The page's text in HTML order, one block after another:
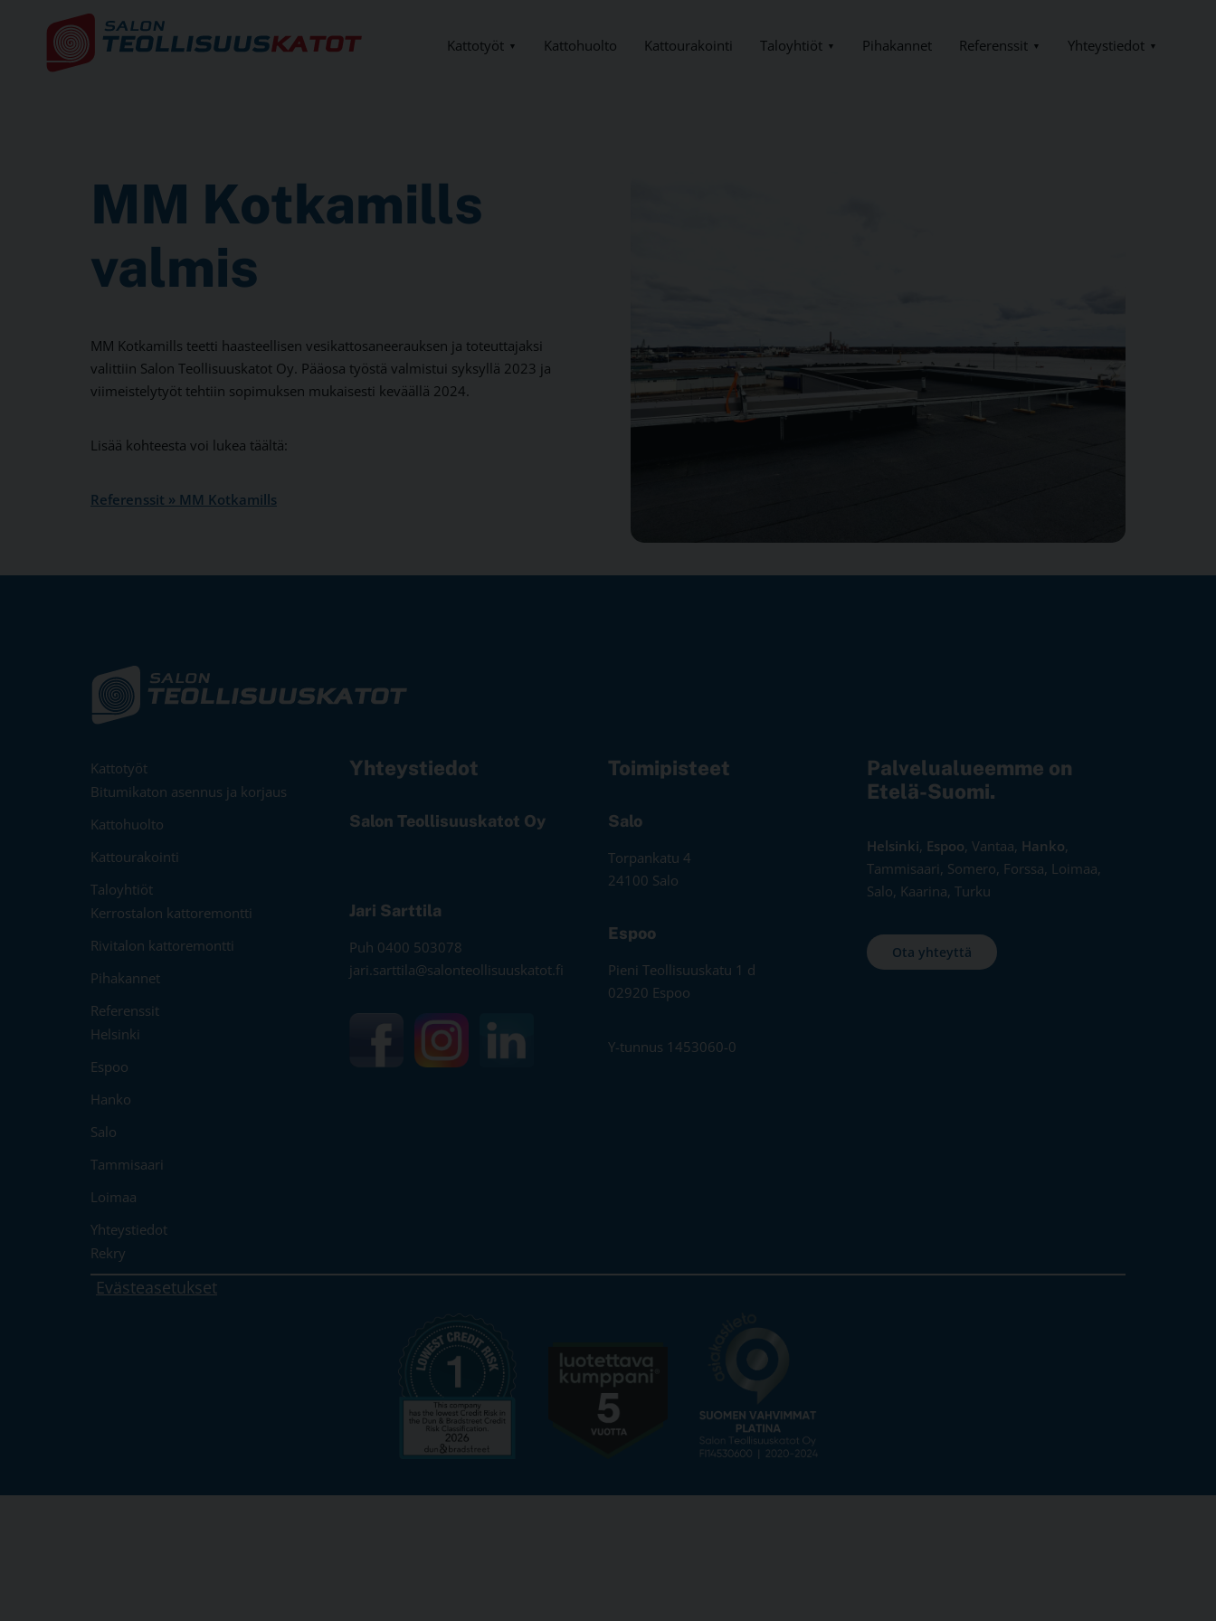
Kattotyöt Kattohuolto Kattourakointi Taloyhtiöt Pihakannet Referenssit Yhteystiedot
MM Kotkamills
valmis
MM Kotkamills teetti haasteellisen vesikattosaneerauksen ja toteuttajaksi
valittiin Salon Teollisuuskatot Oy. Pääosa työstä valmistui syksyllä 2023 ja
viimeistelytyöt tehtiin sopimuksen mukaisesti keväällä 2024.
Lisää kohteesta voi lukea täältä:
Referenssit » MM Kotkamills
Kattotyöt
Bitumikaton asennus ja korjaus
Kattohuolto
Kattourakointi
Taloyhtiöt
Kerrostalon kattoremontti
Rivitalon kattoremontti
Pihakannet
Referenssit
Helsinki
Espoo
Hanko
Salo
Tammisaari
Loimaa
Yhteystiedot
Rekry
Yhteystiedot
Salon Teollisuuskatot Oy
Jari Sarttila
Puh 0400 503078
jari.sarttila@salonteollisuuskatot.fi
Toimipisteet
Salo
Torpankatu 4
24100 Salo
Espoo
Pieni Teollisuuskatu 1 d
02920 Espoo
Y-tunnus 1453060-0
Palvelualueemme on
Etelä-Suomi.
Helsinki, Espoo, Vantaa, Hanko,
Tammisaari, Somero, Forssa, Loimaa,
Salo, Kaarina, Turku
Ota yhteyttä
Evästeasetukset